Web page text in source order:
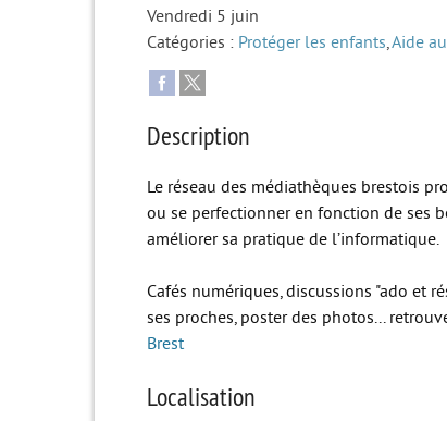
Vendredi 5 juin
Catégories : Protéger les enfants,Aide
Description
Le réseau des médiathèques brestois
ou se perfectionner en fonction de ses
améliorer sa pratique de l’informatique.
Cafés numériques, discussions "ado et
ses proches, poster des photos...
Brest
Localisation